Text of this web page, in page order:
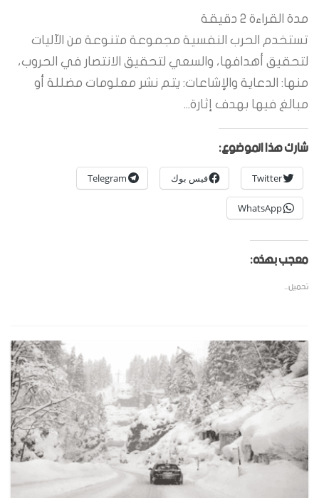
مدة القراءة 2 دقيقة
تستخدم الحرب النفسية مجموعة متنوعة من الآليات
لتحقيق أهدافها، والسعي لتحقيق الانتصار في الحروب،
منها: الدعاية والإشاعات: يتم نشر معلومات مضللة أو
مبالغ فيها بهدف إثارة...
شارك هذا الموضوع:
Twitter فيس بوك Telegram
WhatsApp
معجب بهذه:
تحميل...